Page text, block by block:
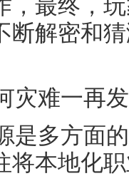
，最终，
断解密和
灾难一再
是多方面
将本地化